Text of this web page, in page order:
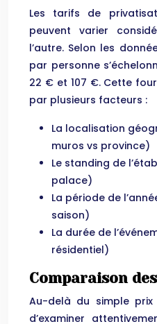
Les tarifs de
peuvent varier
l’autre. Selon les
par personne
22 € et 107 €. Cette
par plusieurs facteurs :
La localisation
muros vs province)
Le standing de
palace)
La période de
saison)
La durée de
résidentiel)
Comparaison
Au-delà du simple
d’examiner